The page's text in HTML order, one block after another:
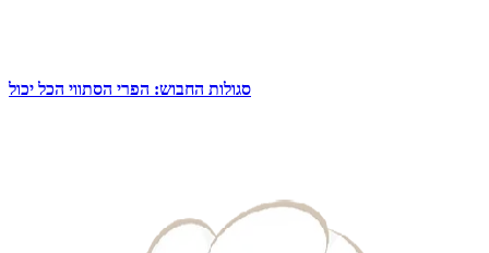
סגולות החבוש: הפרי הסתווי הכל יכול